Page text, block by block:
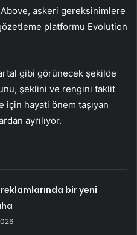
askeri gereksinimlere
platformu Evolution
gibi görünecek şekilde
şeklini ve rengini taklit
hayati önem taşıyan
ayrılıyor.
bir yeni